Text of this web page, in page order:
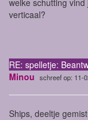
verticaal?
RE: spelletje:
Minou schreef op: 11-
Ships, deeltje